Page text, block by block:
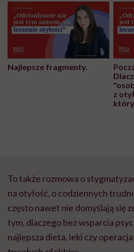
Najlepsze fragmenty.
z
To także rozmowa o
na otyłość, o codziennych
często nawet nie domyślają się
tym, dlaczego bez wsparcia
najlepsza dieta, leki czy